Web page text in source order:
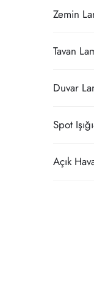
Zemin
Tavan
Duvar
Spot
Açık